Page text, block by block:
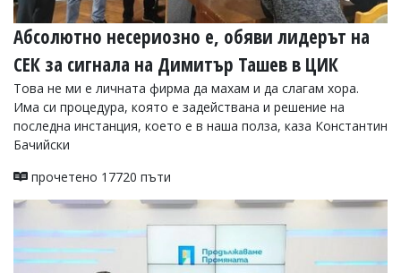
Коментарите
под
се
въвеждат
от
читателите
и
редакцията
носи
отговорност
за
тях!
Ако
откриете
Абсолютно несериозно е, обяви лидерът на
СЕК за сигнала на Димитър Ташев в ЦИК
Това не ми е личната фирма да махам и да слагам хора.
Има си процедура, която е задействана и решение на
последна инстанция, което е в наша полза, каза Константин
Бачийски
прочетено 17720 пъти